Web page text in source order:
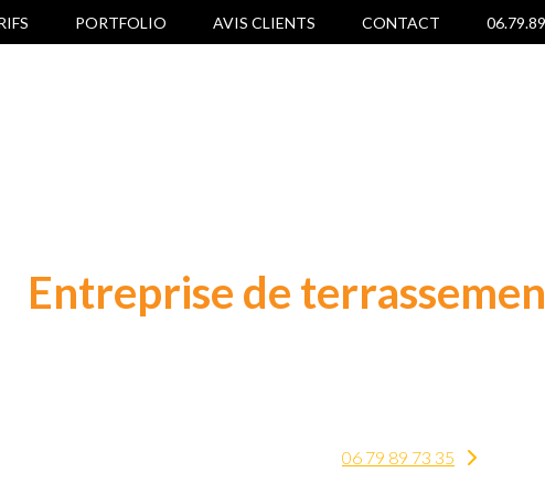
PORTFOLIO AVIS CLIENTS CONTACT
Entreprise de
06 79 89 73 35